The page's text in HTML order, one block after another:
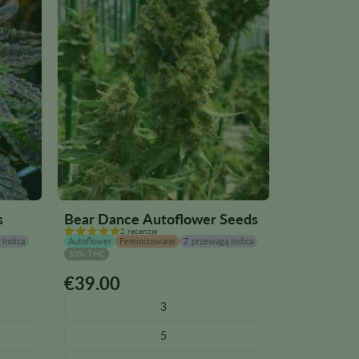
Indica
Bear Dance Autoflower Seeds
2 recenzje
Autoflower Feminizowane
Z przewagą Indica
33% THC
€39.00
3
5
Ten